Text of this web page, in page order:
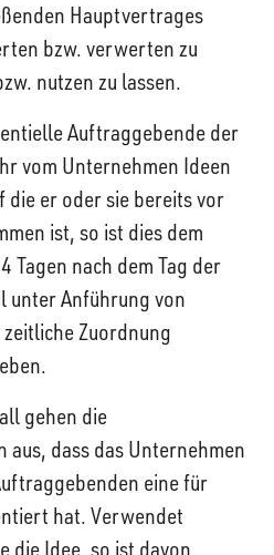
Hauptvertrages
bzw. verwerten zu
nutzen zu lassen.
Auftraggebende der
vom Unternehmen Ideen
er oder sie bereits vor
ist, so ist dies dem
Tagen nach dem Tag der
unter Anführung von
Zuordnung
gehen die
dass das Unternehmen
eine für
hat. Verwendet
die Idee, so ist davon